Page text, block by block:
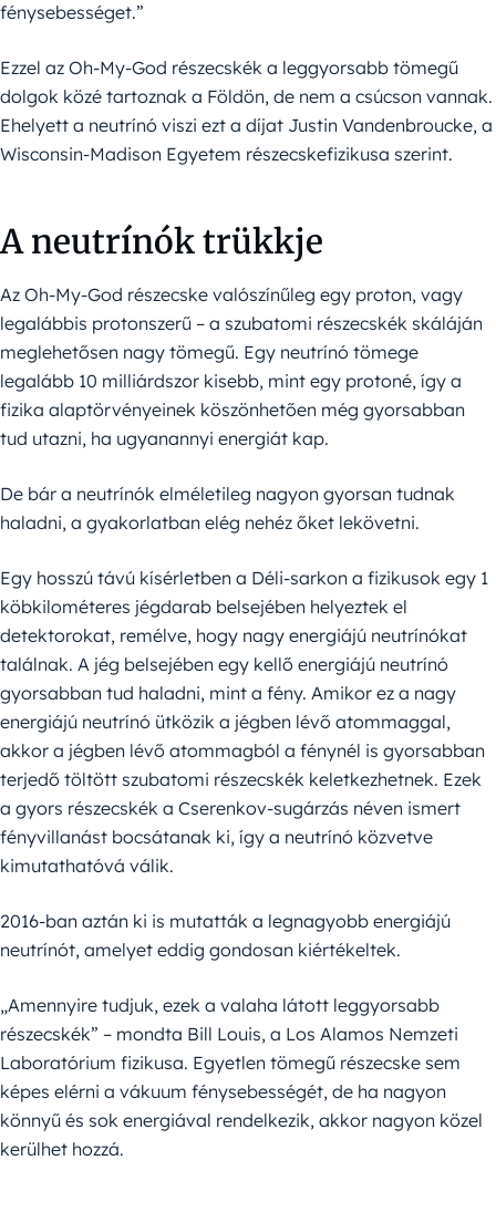
fénysebességet.”
Ezzel az Oh-My-God részecskék a leggyorsabb tömegű
dolgok közé tartoznak a Földön, de nem a csúcson vannak.
Ehelyett a neutrínó viszi ezt a díjat Justin Vandenbroucke, a
Wisconsin-Madison Egyetem részecskefizikusa szerint.
A neutrínók trükkje
Az Oh-My-God részecske valószínűleg egy proton, vagy
legalábbis protonszerű – a szubatomi részecskék skáláján
meglehetősen nagy tömegű. Egy neutrínó tömege
legalább 10 milliárdszor kisebb, mint egy protoné, így a
fizika alaptörvényeinek köszönhetően még gyorsabban
tud utazni, ha ugyanannyi energiát kap.
De bár a neutrínók elméletileg nagyon gyorsan tudnak
haladni, a gyakorlatban elég nehéz őket lekövetni.
Egy hosszú távú kísérletben a Déli-sarkon a fizikusok egy 1
köbkilométeres jégdarab belsejében helyeztek el
detektorokat, remélve, hogy nagy energiájú neutrínókat
találnak. A jég belsejében egy kellő energiájú neutrínó
gyorsabban tud haladni, mint a fény. Amikor ez a nagy
energiájú neutrínó ütközik a jégben lévő atommaggal,
akkor a jégben lévő atommagból a fénynél is gyorsabban
terjedő töltött szubatomi részecskék keletkezhetnek. Ezek
a gyors részecskék a Cserenkov-sugárzás néven ismert
fényvillanást bocsátanak ki, így a neutrínó közvetve
kimutathatóvá válik.
2016-ban aztán ki is mutatták a legnagyobb energiájú
neutrínót, amelyet eddig gondosan kiértékeltek.
„Amennyire tudjuk, ezek a valaha látott leggyorsabb
részecskék” – mondta Bill Louis, a Los Alamos Nemzeti
Laboratórium fizikusa. Egyetlen tömegű részecske sem
képes elérni a vákuum fénysebességét, de ha nagyon
könnyű és sok energiával rendelkezik, akkor nagyon közel
kerülhet hozzá.